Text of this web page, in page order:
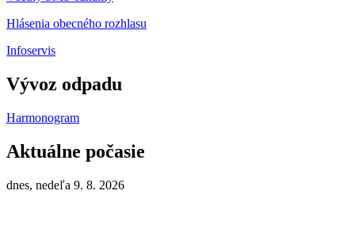
Hlásenia obecného rozhlasu
Infoservis
Vývoz odpadu
Harmonogram
Aktuálne počasie
dnes, nedeľa 9. 8. 2026